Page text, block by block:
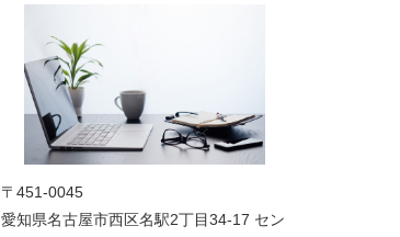
〒451-0045
愛知県名古屋市西区名駅2丁目34-17 セン